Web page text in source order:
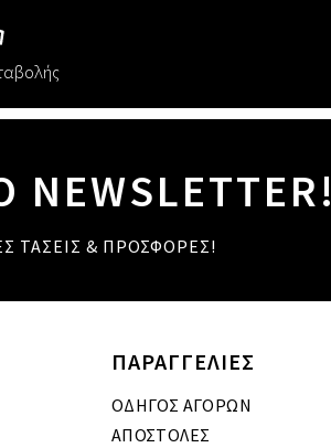
ΤΑΣΕΙΣ & ΠΡΟΣΦΟΡΕΣ!
ΠΑΡΑΓΓΕΛΙΕΣ
ΟΔΗΓΟΣ ΑΓΟΡΩΝ
ΑΠΟΣΤΟΛΕΣ